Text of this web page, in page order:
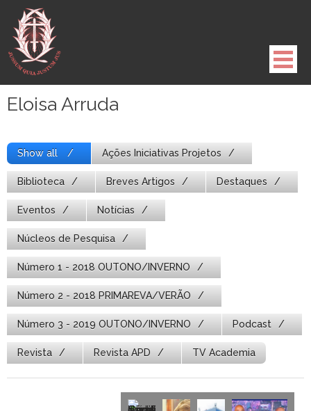
para
conteúdo
Eloisa Arruda
Show all Ações Iniciativas Projetos
Biblioteca Breves Artigos Destaques
Eventos Notícias
Núcleos de Pesquisa
Número 1 - 2018 OUTONO/INVERNO
Número 2 - 2018 PRIMAREVA/VERÃO
Número 3 - 2019 OUTONO/INVERNO Podcast
Revista Revista APD TV Academia